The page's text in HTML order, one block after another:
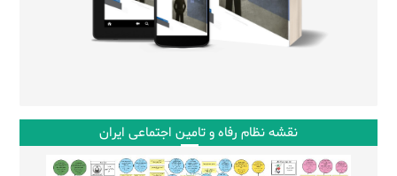
نقشه نظام رفاه و تامین اجتماعی ایران